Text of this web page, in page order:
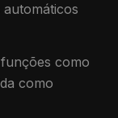
como
como